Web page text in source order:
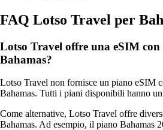
FAQ Lotso Travel per
Lotso Travel offre una eSIM
Bahamas?
Lotso Travel non fornisce un piano eSIM
Bahamas. Tutti i piani disponibili hanno
Come alternative, Lotso Travel offre
Bahamas. Ad esempio, il piano Bahamas